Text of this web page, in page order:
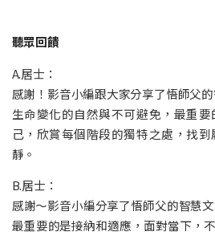
聽眾回饋
A.居士：
感謝！影音小編跟大家分享了悟師父的
生命變化的自然與不可避免，最重
己，欣賞每個階段的獨特之處，找
靜。
B.居士：
感謝～影音小編分享了悟師父的智慧
最重要的是接納和適應，面對當下，